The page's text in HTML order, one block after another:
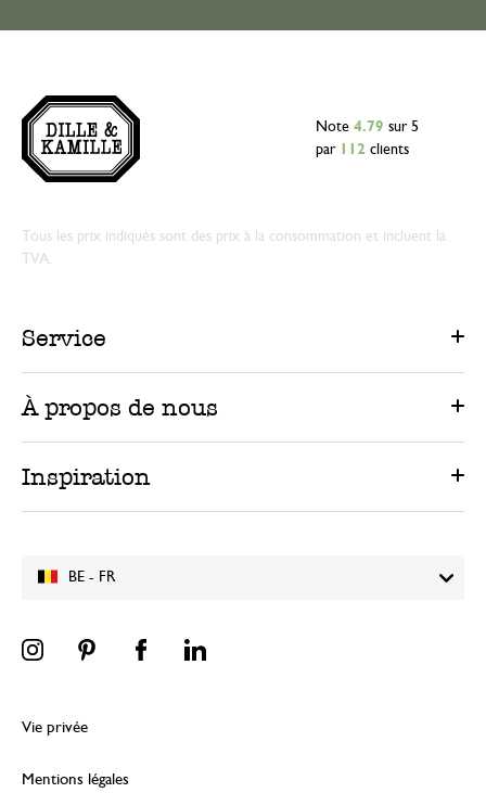
BE - FR
Note 4.79 sur 5
par
112 clients
Tous les prix indiqués sont des prix à la consommation et incluent la
TVA.
Service
À propos de nous
Inspiration
Vie privée
Mentions légales